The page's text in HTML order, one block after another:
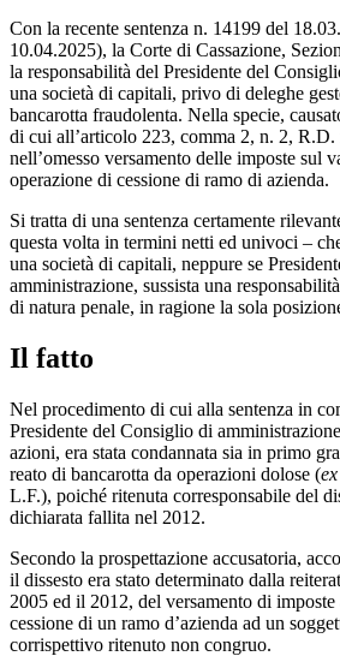
Con la recente sentenza n. 14199 del
10.04.2025), la Corte di Cassazione,
la responsabilità del Presidente del
una società di capitali, privo di deleghe
bancarotta fraudolenta. Nella specie,
di cui all’articolo 223, comma 2, n. 2,
nell’omesso versamento delle imposte sul
operazione di cessione di ramo di azienda.
Si tratta di una sentenza certamente
questa volta in termini netti ed univoci –
una società di capitali, neppure se
amministrazione, sussista una
di natura penale, in ragione la sola
Il fatto
Nel procedimento di cui alla sentenza in
Presidente del Consiglio di
azioni, era stata condannata sia in primo
reato di bancarotta da operazioni dolose (ex
L.F.), poiché ritenuta corresponsabile del
dichiarata fallita nel 2012.
Secondo la prospettazione accusatoria,
il dissesto era stato determinato dalla
2005 ed il 2012, del versamento di imposte
cessione di un ramo d’azienda ad un
corrispettivo ritenuto non congruo.